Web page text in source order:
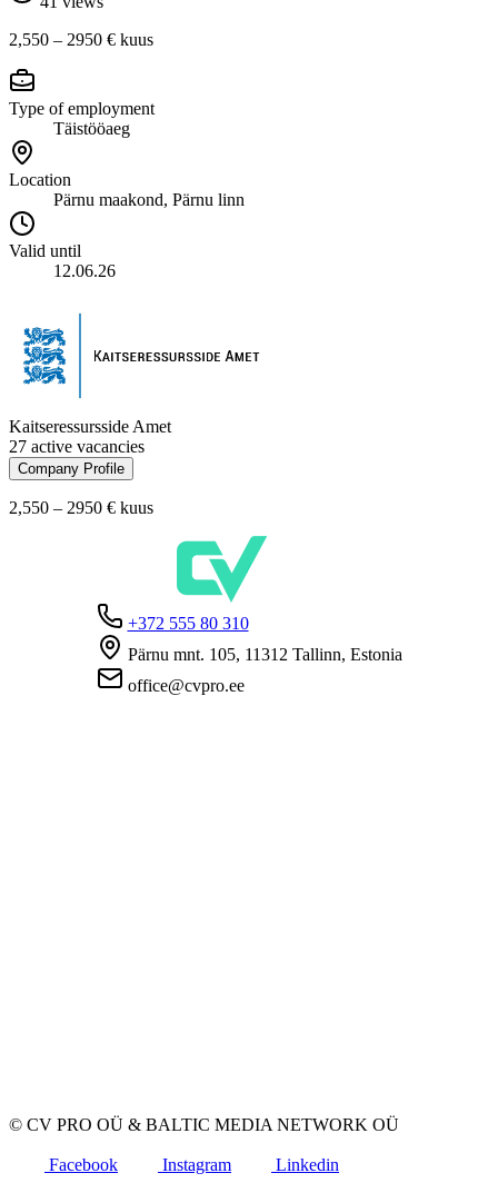
2,550 – 2950 € kuus
Type of employment
Täistööaeg
Location
Pärnu maakond, Pärnu linn
Valid until
12.06.26
Kaitseressursside Amet
27 active vacancies
Company Profile
2,550 – 2950 € kuus
+372 555 80 310
Pärnu mnt. 105, 11312 Tallinn, Estonia
office@cvpro.ee
© CV PRO OÜ & BALTIC MEDIA NETWORK OÜ
Facebook Instagram Linkedin